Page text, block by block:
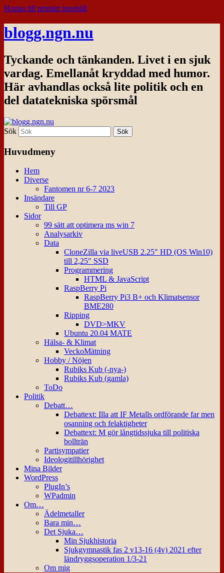
Hoppa till primärt innehåll
blogg.ngn.nu
Tyckande och tänkanden. Livet i en sjuk
vardag. Emellanåt kryddad med humor.
Här avhandlas också lite politik och en
del datatekniska spörsmål
Sök
Huvudmeny
Hem
Diverse
Fantomen nr 6-7 2023
Insändare
Till GP
Sidor
99 sätt att optimera ms win 7
Analysarkiv
Data
CloneZilla via liveUSB 2.25″ HD (OS Win10)
till 2,25″ SSD
Programmering
HTML & JavaScript
RaspBerry Pi
RaspBerry Pi3 B+ och Klimatsensor
BME280
Ripping
DVD>MKV
Ubuntu 20.04 MATE
Hälsa- & Klimat
VeckoMätning
Hobby / Nöjen
Rubiks Kub (-nya-)
Rubiks Kub (gamla)
ToDo
Politik
Debatt…
Debattext: Illa att IF Metalls ordförande far men
osanning och felaktigheter
Debattext: M gör långtidssjuka till politiska
bollträn
Partisympatier
Ideologitillhörighet
Mina Bilder
WordPress
PlugIn’s
WPadmin
Om…
Ädelmetaller
Bara min…
Det Sjuka…
Min Sjukhistoria
Sjukgymnastik fas 2 v13-16 (4v) 2021 efter
ländryggsoperation 1/3-21
Om mig